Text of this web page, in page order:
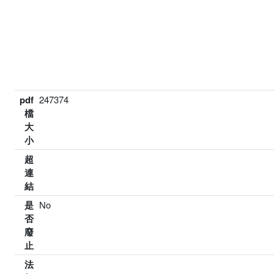
pdf
檔
大
小
247374
超
連
結
是
否
廢
止
No
法